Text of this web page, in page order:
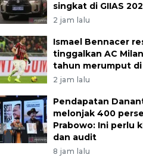
singkat di GIIAS
2 jam lalu
Ismael Bennacer
tinggalkan AC
tahun merumput di
2 jam lalu
Pendapatan
melonjak 400
Prabowo: Ini perlu
dan audit
8 jam lalu